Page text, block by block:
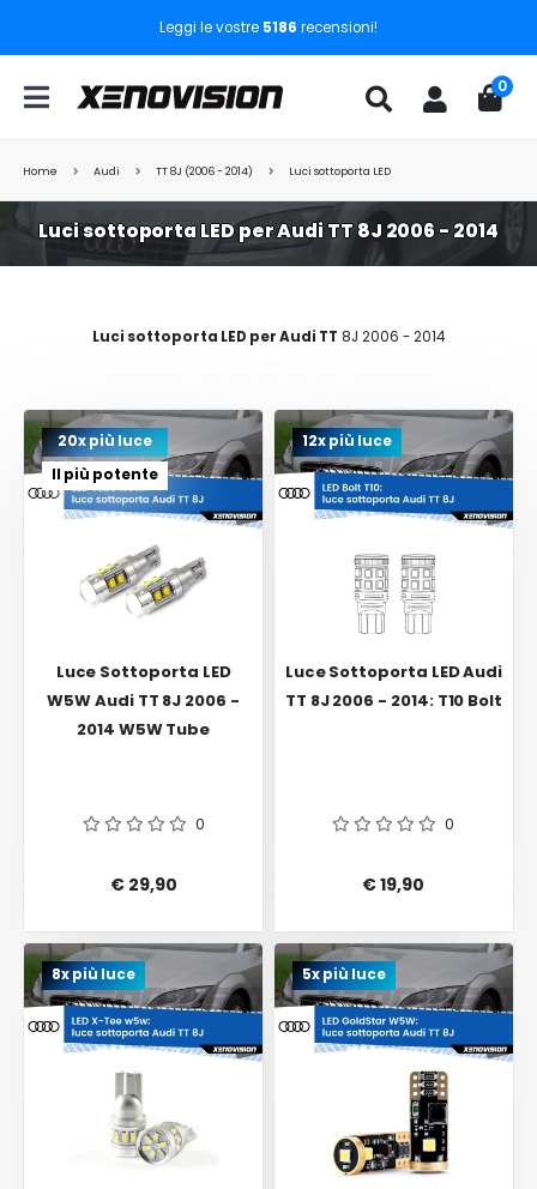
Leggi le vostre 5186 recensioni!
0
Home Audi TT 8J (2006 - 2014) Luci sottoporta LED
Luci sottoporta LED per Audi TT 8J 2006 - 2014
Luci sottoporta LED per Audi TT 8J 2006 - 2014
20x più luce
Il più potente
Luce Sottoporta LED
W5W Audi TT 8J 2006 -
2014 W5W Tube
0
€ 29,90
12x più luce
Luce Sottoporta LED Audi
TT 8J 2006 - 2014: T10 Bolt
0
€ 19,90
8x più luce 5x più luce